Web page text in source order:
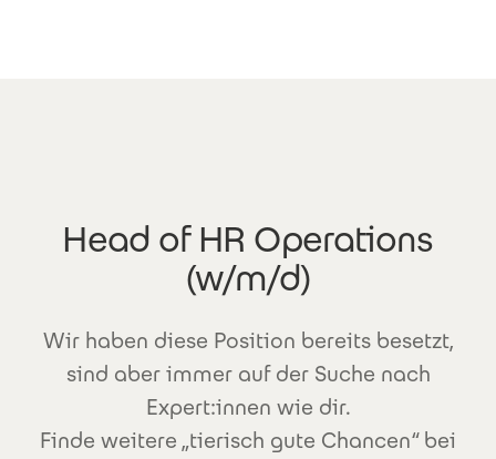
Head of HR Operations
(w/m/d)
Wir haben diese Position bereits besetzt,
sind aber immer auf der Suche nach
Expert:innen wie dir.
Finde weitere „tierisch gute Chancen“ bei